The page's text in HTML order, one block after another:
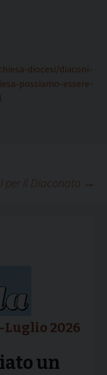
diocesi/diaconi-
possiamo-essere-
per il Diaconato →
Luglio 2026
un